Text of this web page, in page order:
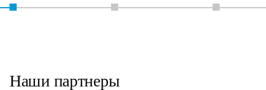
Наши партнеры